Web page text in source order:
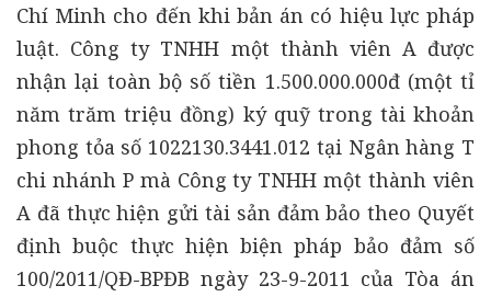
Chí Minh cho đến khi bản án có hiệu lực pháp
luật. Công ty TNHH một thành viên A được
nhận lại toàn bộ số tiền 1.500.000.000đ (một tỉ
năm trăm triệu đồng) ký quỹ trong tài khoản
phong tỏa số 1022130.3441.012 tại Ngân hàng T
chi nhánh P mà Công ty TNHH một thành viên
A đã thực hiện gửi tài sản đảm bảo theo Quyết
định buộc thực hiện biện pháp bảo đảm số
100/2011/QĐ-BPĐB ngày 23-9-2011 của Tòa án